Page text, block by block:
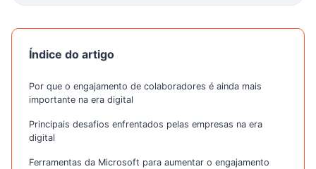
Índice do artigo
Por que o engajamento de colaboradores é ainda mais
importante na era digital
Principais desafios enfrentados pelas empresas na era
digital
Ferramentas da Microsoft para aumentar o engajamento